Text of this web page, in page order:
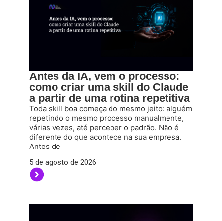
Antes da IA, vem o processo:
como criar uma skill do Claude
a partir de uma rotina repetitiva
Toda skill boa começa do mesmo jeito: alguém
repetindo o mesmo processo manualmente,
várias vezes, até perceber o padrão. Não é
diferente do que acontece na sua empresa.
Antes de
5 de agosto de 2026